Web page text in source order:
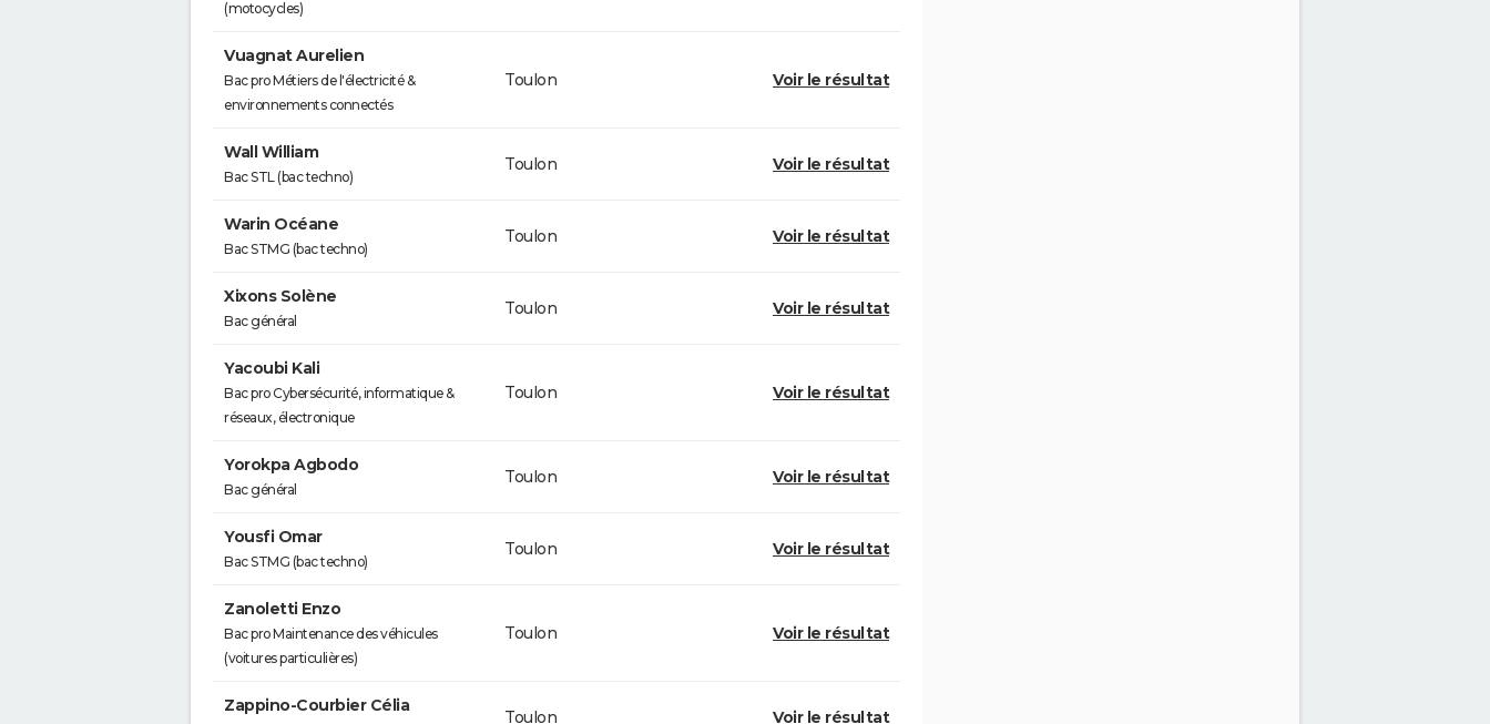
(motocycles)
Vuagnat Aurelien
Bac pro Métiers de l'électricité &
environnements connectés
Toulon Voir le résultat
Wall William
Bac STL (bac techno)
Toulon Voir le résultat
Warin Océane
Bac STMG (bac techno)
Toulon Voir le résultat
Xixons Solène
Bac général
Toulon Voir le résultat
Yacoubi Kali
Bac pro Cybersécurité, informatique &
réseaux, électronique
Toulon Voir le résultat
Yorokpa Agbodo
Bac général
Toulon Voir le résultat
Yousfi Omar
Bac STMG (bac techno)
Toulon Voir le résultat
Zanoletti Enzo
Bac pro Maintenance des véhicules
(voitures particulières)
Toulon Voir le résultat
Zappino-Courbier Célia
Toulon Voir le résultat